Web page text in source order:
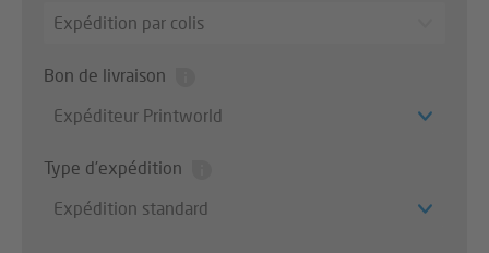
Expédition par colis
Bon de livraison
Expéditeur Printworld
Type d’expédition
Expédition standard